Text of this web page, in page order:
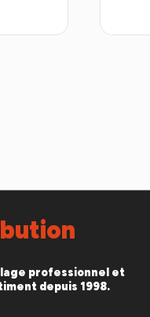
professionnel et
depuis 1998.